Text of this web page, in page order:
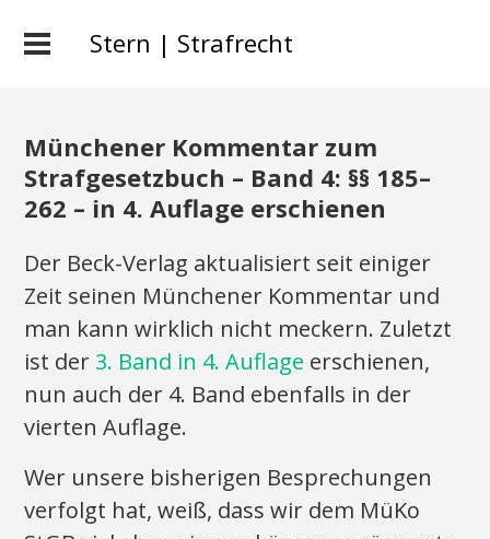
Stern | Strafrecht
Münchener Kommentar zum
Strafgesetzbuch – Band 4: §§ 185–
262 – in 4. Auflage erschienen
Der Beck-Verlag aktualisiert seit einiger
Zeit seinen Münchener Kommentar und
man kann wirklich nicht meckern. Zuletzt
ist der 3. Band in 4. Auflage erschienen,
nun auch der 4. Band ebenfalls in der
vierten Auflage.
Wer unsere bisherigen Besprechungen
verfolgt hat, weiß, dass wir dem MüKo